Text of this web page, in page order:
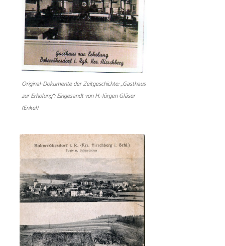
Original-Dokumente der Zeitgeschichte; „Gasthaus
zur Erholung“;Eingesandt von H.-Jürgen Gläser
(Enkel)